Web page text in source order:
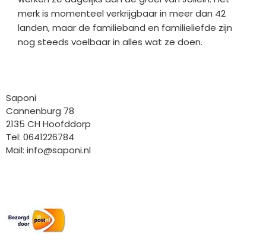
merk is momenteel verkrijgbaar in meer dan 42
landen, maar de familieband en familieliefde zijn
nog steeds voelbaar in alles wat ze doen.
Saponi
Cannenburg 78
2135 CH Hoofddorp
Tel: 0641226784
Mail: info@saponi.nl